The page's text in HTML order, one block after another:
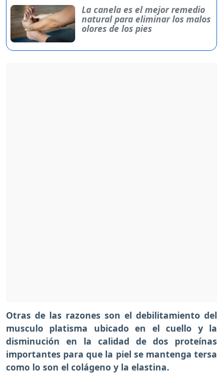
La canela es el mejor remedio
natural para eliminar los malos
olores de los pies
Otras de las razones son el debilitamiento del
musculo platisma ubicado en el cuello y la
disminución en la calidad de dos proteínas
importantes para que la piel se mantenga tersa
como lo son el colágeno y la elastina.